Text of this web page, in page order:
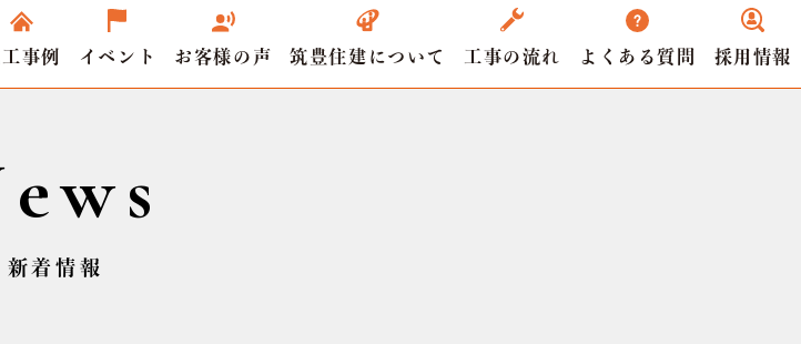
事例 イベント お客様の声 筑豊住建について 工事の流れ よくある質問 採用情報
新着情報